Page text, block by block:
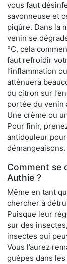
vous faut
savonneuse et
piqûre. Dans la
venin se
°C, cela
faut refroidir
l’inflammation
atténuera
du citron sur
portée du venin
Une crème ou
Pour finir,
antidouleur
démangeaisons.
Comment se
Authie ?
Même en tant
chercher à
Puisque leur
sur des
insectes qui
Vous l’aurez
guêpes dans